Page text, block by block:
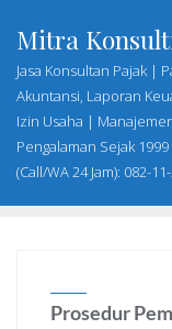
content
Mitra
Jasa Konsultan Pajak |
Akuntansi, Laporan
Izin Usaha |
Pengalaman Sejak
(Call/WA 24 Jam): 082-
Prosedur